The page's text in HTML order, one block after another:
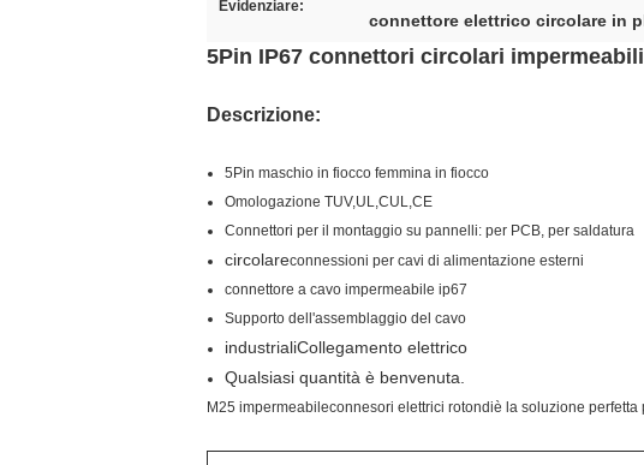
Evidenziare:
connettore elettrico circolare in
5Pin IP67 connettori circolari
Descrizione:
5Pin maschio in fiocco femmina in fiocco
Omologazione TUV,UL,CUL,CE
Connettori per il montaggio su pannelli: per PCB, per saldatura
circolareconnessioni per cavi di alimentazione esterni
connettore a cavo impermeabile ip67
Supporto dell'assemblaggio del cavo
industrialiCollegamento elettrico
Qualsiasi quantità è benvenuta.
M25 impermeabileconnesori elettrici rotondiè la soluzione